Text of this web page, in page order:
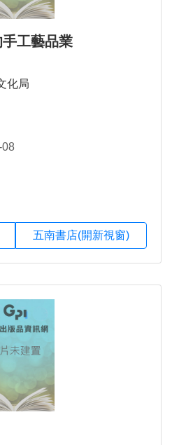
工藝品業
化局
08
五南書店(開新視窗)